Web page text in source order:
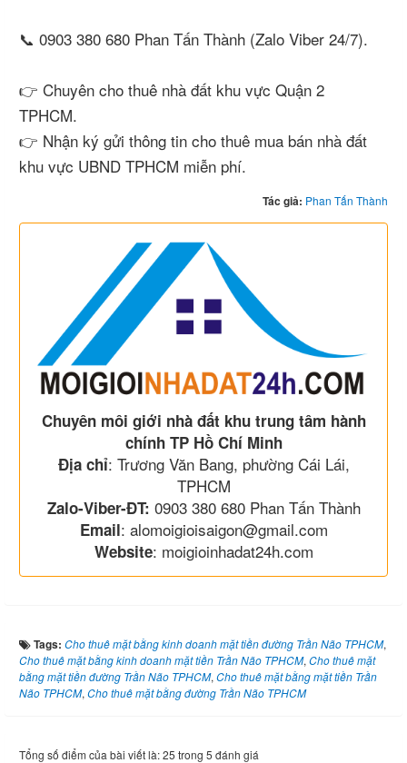
📞 0903 380 680 Phan Tấn Thành (Zalo Viber 24/7).
👉 Chuyên cho thuê nhà đất khu vực Quận 2
TPHCM.
👉 Nhận ký gửi thông tin cho thuê mua bán nhà đất
khu vực UBND TPHCM miễn phí.
Tác giả: Phan Tấn Thành
Chuyên môi giới nhà đất khu trung tâm hành
chính TP Hồ Chí Minh
Địa chỉ: Trương Văn Bang, phường Cái Lái,
TPHCM
Zalo-Viber-ĐT: 0903 380 680 Phan Tấn Thành
Email: alomoigioisaigon@gmail.com
Website: moigioinhadat24h.com
Tags: Cho thuê mặt bằng kinh doanh mặt tiền đường Trần Não TPHCM,
Cho thuê mặt bằng kinh doanh mặt tiền Trần Não TPHCM, Cho thuê mặt
bằng mặt tiền đường Trần Não TPHCM, Cho thuê mặt bằng mặt tiền Trần
Não TPHCM, Cho thuê mặt bằng đường Trần Não TPHCM
Tổng số điểm của bài viết là: 25 trong 5 đánh giá